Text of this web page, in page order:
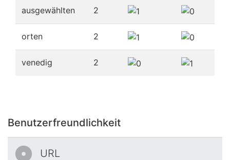
ausgewählten 2
orten 2
venedig 2
Benutzerfreundlichkeit
URL